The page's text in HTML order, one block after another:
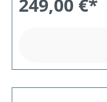
249,00 €*